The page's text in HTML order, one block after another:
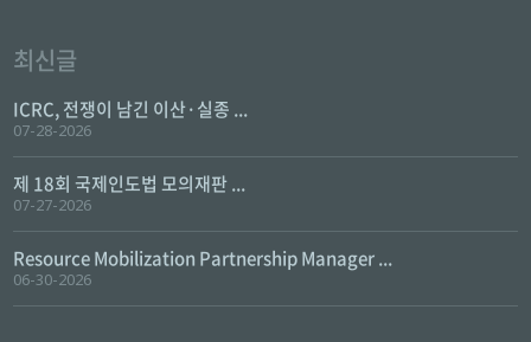
최신글
ICRC, 전쟁이 남긴 이산·실종 ...
07-28-2026
제 18회 국제인도법 모의재판 ...
07-27-2026
Resource Mobilization Partnership Manager ...
06-30-2026